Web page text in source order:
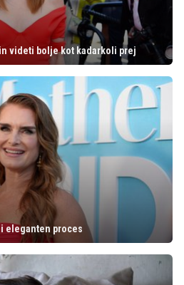
videti bolje kot kadarkoli prej
eleganten proces